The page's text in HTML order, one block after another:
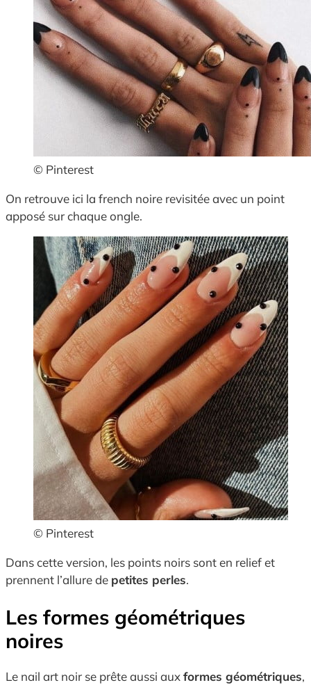
© Pinterest
On retrouve ici la french noire revisitée avec un point
apposé sur chaque ongle.
© Pinterest
Dans cette version, les points noirs sont en relief et
prennent l’allure de petites perles.
Les formes géométriques
noires
Le nail art noir se prête aussi auxformes géométriques,